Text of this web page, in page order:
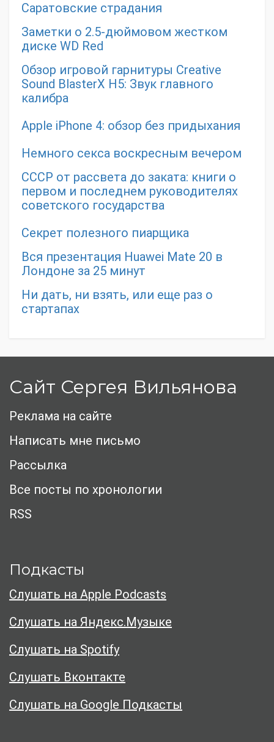
Саратовские страдания
Заметки о 2.5-дюймовом жестком
диске WD Red
Обзор игровой гарнитуры Creative
Sound BlasterX H5: Звук главного
калибра
Apple iPhone 4: обзор без придыхания
Немного секса воскресным вечером
СССР от рассвета до заката: книги о
первом и последнем руководителях
советского государства
Секрет полезного пиарщика
Вся презентация Huawei Mate 20 в
Лондоне за 25 минут
Ни дать, ни взять, или еще раз о
стартапах
Сайт Сергея Вильянова
Реклама на сайте
Написать мне письмо
Рассылка
Все посты по хронологии
RSS
Подкасты
Слушать на Apple Podcasts
Слушать на Яндекс.Музыке
Слушать на Spotify
Слушать Вконтакте
Слушать на Google Подкасты